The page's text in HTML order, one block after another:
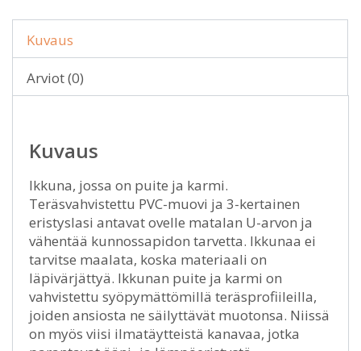
Kuvaus
Arviot (0)
Kuvaus
Ikkuna, jossa on puite ja karmi.
Teräsvahvistettu PVC-muovi ja 3-kertainen
eristyslasi antavat ovelle matalan U-arvon ja
vähentää kunnossapidon tarvetta. Ikkunaa ei
tarvitse maalata, koska materiaali on
läpivärjättyä. Ikkunan puite ja karmi on
vahvistettu syöpymättömillä teräsprofiileilla,
joiden ansiosta ne säilyttävät muotonsa. Niissä
on myös viisi ilmatäytteistä kanavaa, jotka